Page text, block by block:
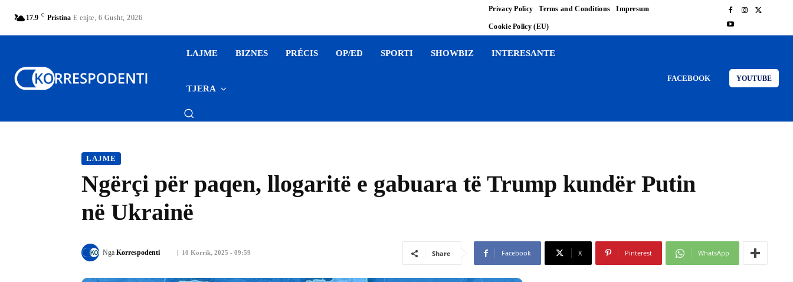
17.9 C Pristina E enjte, 6 Gusht, 2026
Privacy Policy Terms and Conditions Impresum
Cookie Policy (EU)
LAJME BIZNES PRÉCIS OP/ED SPORTI SHOWBIZ INTERESANTE
TJERA
FACEBOOK YOUTUBE
LAJME
Ngërçi për paqen, llogaritë e gabuara të Trump kundër Putin
në Ukrainë
10 Korrik, 2025 - 09:59
Nga Korrespodenti Share Facebook X Pinterest WhatsApp